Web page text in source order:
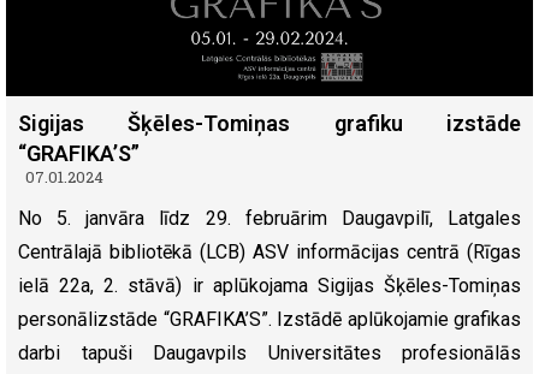
Sigijas Šķēles-Tomiņas grafiku izstāde
“GRAFIKA’S”
07.01.2024
No 5. janvāra līdz 29. februārim Daugavpilī, Latgales
Centrālajā bibliotēkā (LCB) ASV informācijas centrā (Rīgas
ielā 22a, 2. stāvā) ir aplūkojama Sigijas Šķēles-Tomiņas
personālizstāde “GRAFIKA’S”. Izstādē aplūkojamie grafikas
darbi tapuši Daugavpils Universitātes profesionālās